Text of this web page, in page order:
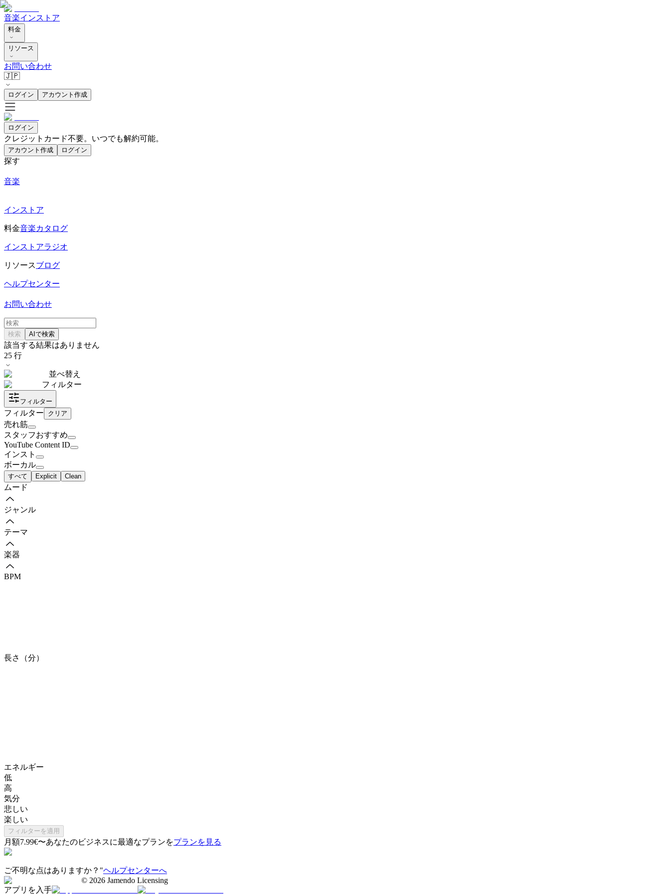
音楽インストア
料金
リソース
お問い合わせ
🇯🇵
ログイン アカウント作成
ログイン
クレジットカード不要。いつでも解約可能。
アカウント作成 ログイン
探す
音楽
インストア
料金音楽カタログ
インストアラジオ
リソースブログ
ヘルプセンター
お問い合わせ
検索 AIで検索
該当する結果はありません
25 行
並べ替え
フィルター
フィルター
フィルター クリア
売れ筋
スタッフおすすめ
YouTube Content ID
インスト
ボーカル
すべて Explicit Clean
ムード
ジャンル
テーマ
楽器
BPM
長さ（分）
エネルギー
低
高
気分
悲しい
楽しい
フィルターを適用
月額7.99€〜あなたのビジネスに最適なプランをプランを見る
ご不明な点はありますか？"ヘルプセンターへ
© 2026 Jamendo Licensing
アプリを入手